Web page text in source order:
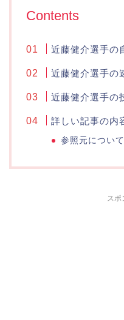
Contents
近藤健介選手の
近藤健介選手の
近藤健介選手の
詳しい記事の内
参照元について
スポ